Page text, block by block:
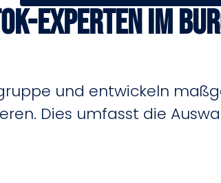
Experten im
und entwickeln
Dies umfasst die